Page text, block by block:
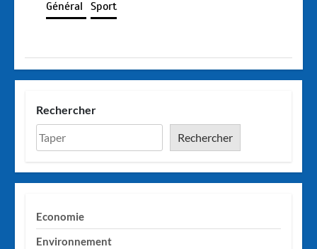
Général Sport
Rechercher
Rechercher
Economie
Environnement